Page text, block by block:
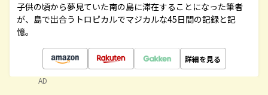
子供の頃から夢見ていた南の島に滞在することになった筆者
が、島で出合うトロピカルでマジカルな45日間の記録と記
憶。
詳細を見る
AD